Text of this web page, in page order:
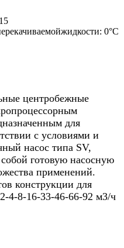
15
0°C
центробежные
для
с условиями и
насос типа SV,
готовую насосную
применений.
конструкции для
4-8-16-33-46-66-92 м3/ч